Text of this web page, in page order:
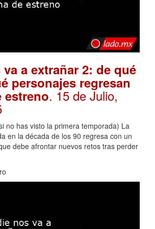
a extrañar 2: de qué
personajes regresan
estreno. 15 de Julio,
no has visto la primera temporada) La
en la década de los 90 regresa con un
debe afrontar nuevos retos tras perder